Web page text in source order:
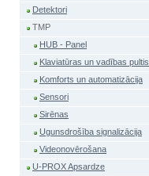
Detektori
TMP
HUB - Panel
Klaviatūras un vadības pultis
Komforts un automatizācija
Sensori
Sirēnas
Ugunsdrošība signalizācija
Videonovērošana
U-PROX Apsardze